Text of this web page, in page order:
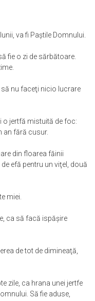
va fi Paştile Domnului.
fie o zi de sărbătoare.
să nu faceţi nicio lucrare
o jertfă mistuită de foc:
an fără cusur.
din floarea făinii
efă pentru un viţel, două
miei.
ca să facă ispăşire
de tot de dimineaţă,
zile, ca hrana unei jertfe
Să fie aduse,